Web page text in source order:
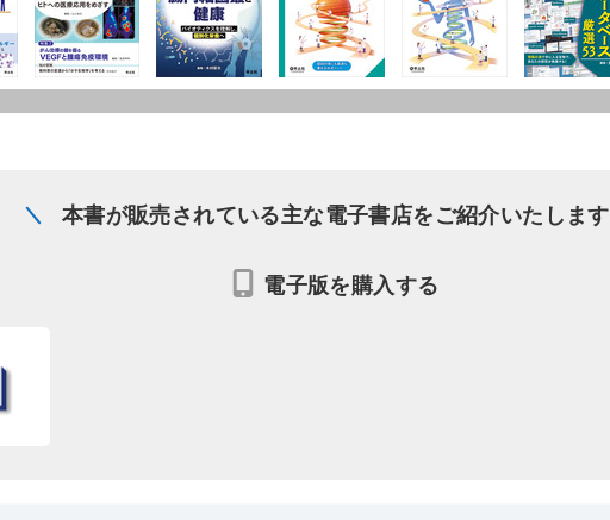
本書が販売されている主な電子書店をご紹介いたします
電子版を購入する